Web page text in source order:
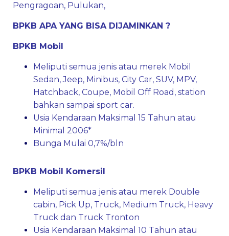
Pengragoan, Pulukan,
BPKB APA YANG BISA DIJAMINKAN ?
BPKB Mobil
Meliputi semua jenis atau merek Mobil
Sedan, Jeep, Minibus, City Car, SUV, MPV,
Hatchback, Coupe, Mobil Off Road, station
bahkan sampai sport car.
Usia Kendaraan Maksimal 15 Tahun atau
Minimal 2006*
Bunga Mulai 0,7%/bln
BPKB Mobil Komersil
Meliputi semua jenis atau merek Double
cabin, Pick Up, Truck, Medium Truck, Heavy
Truck dan Truck Tronton
Usia Kendaraan Maksimal 10 Tahun atau